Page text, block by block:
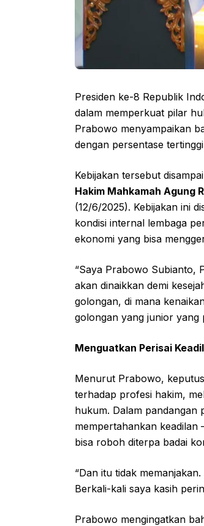
Presiden ke-8 Republik
dalam memperkuat pilar
Prabowo menyampaikan
dengan persentase
Kebijakan tersebut
Hakim Mahkamah Agung
(12/6/2025). Kebijakan ini
kondisi internal lembaga
ekonomi yang bisa
“Saya Prabowo Subianto,
akan dinaikkan demi
golongan, di mana
golongan yang junior yang
Menguatkan Perisai
Menurut Prabowo,
terhadap profesi hakim,
hukum. Dalam pandangan
mempertahankan
bisa roboh diterpa badai
“Dan itu tidak
Berkali-kali saya kasih
Prabowo mengingatkan